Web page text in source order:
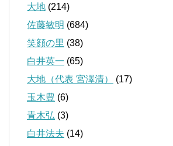
大地 (214)
佐藤敏明 (684)
笑顔の里 (38)
白井英一 (65)
大地（代表 宮澤清）
(17)
玉木豊 (6)
青木弘 (3)
白井法夫 (14)